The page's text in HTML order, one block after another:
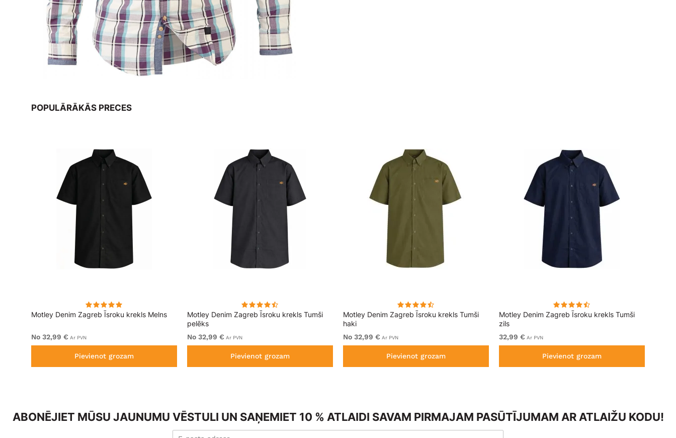
POPULĀRĀKĀS PRECES
Motley Denim Zagreb Īsroku krekls Melns
No 32,99 € Ar PVN
Pievienot grozam
Motley Denim Zagreb Īsroku krekls Tumši
pelēks
No 32,99 € Ar PVN
Pievienot grozam
Motley Denim Zagreb Īsroku krekls Tumši
haki
No 32,99 € Ar PVN
Pievienot grozam
Motley Denim Zagreb Īsroku krekls Tumši
zils
32,99 € Ar PVN
Pievienot grozam
ABONĒJIET MŪSU JAUNUMU VĒSTULI UN SAŅEMIET 10 % ATLAIDI SAVAM PIRMAJAM PASŪTĪJUMAM AR ATLAIŽU KODU!